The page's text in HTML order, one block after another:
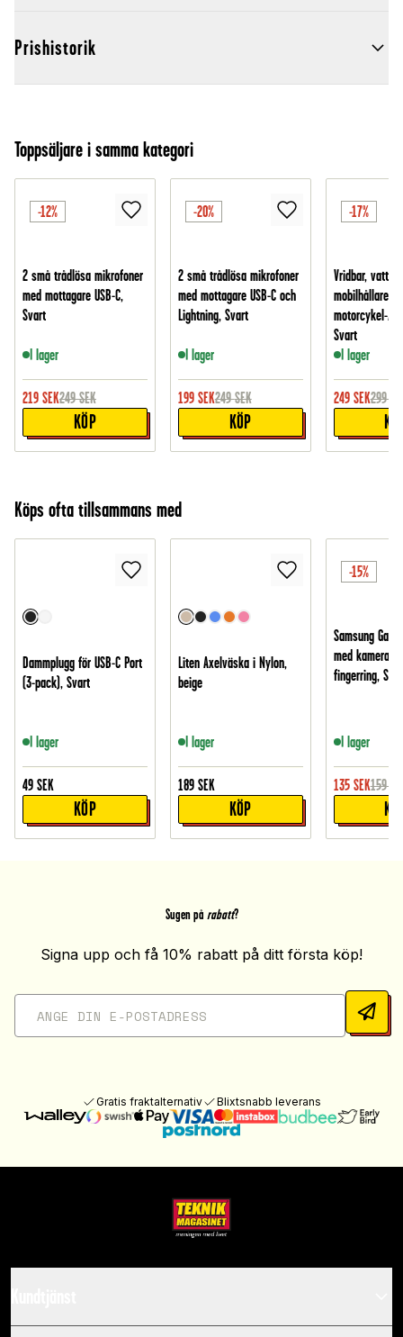
Prishistorik
Toppsäljare i samma kategori
-12%
2 små trådlösa mikrofoner
med mottagare USB-C,
Svart
I lager
219 SEK249 SEK
KÖP
-20%
2 små trådlösa mikrofoner
med mottagare USB-C och
Lightning, Svart
I lager
199 SEK249 SEK
KÖP
-17%
Vridbar,
mobilhållare
motorcykel-/
Svart
I lager
249 SEK299
Köps ofta tillsammans med
Dammplugg för USB-C Port
(3-pack), Svart
I lager
49 SEK
KÖP
Liten Axelväska i Nylon,
beige
I lager
189 SEK
KÖP
-15%
Samsung
med
fingerring,
I lager
135 SEK159
Sugen på rabatt?
Signa upp och få 10% rabatt på ditt första köp!
Gratis fraktalternativ Blixtsnabb leverans